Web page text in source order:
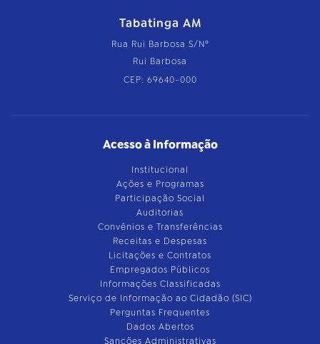
Tabatinga AM
Rua Rui Barbosa S/Nº
Rui Barbosa
CEP: 69640-000
Acesso à Informação
Institucional
Ações e Programas
Participação Social
Auditorias
Convênios e Transferências
Receitas e Despesas
Licitações e Contratos
Empregados Públicos
Informações Classificadas
Serviço de Informação ao Cidadão (SIC)
Perguntas Frequentes
Dados Abertos
Sanções Administrativas